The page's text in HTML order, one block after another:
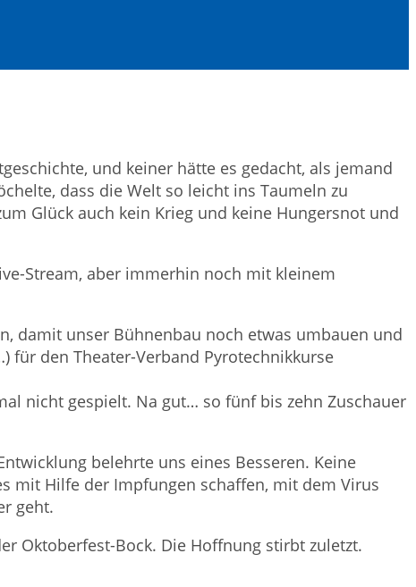
und keiner hätte es gedacht, als jemand
dass die Welt so leicht ins Taumeln zu
Glück auch kein Krieg und keine Hungersnot und
Stream, aber immerhin noch mit kleinem
damit unser Bühnenbau noch etwas umbauen und
den Theater-Verband Pyrotechnikkurse
nicht gespielt. Na gut… so fünf bis zehn Zuschauer
belehrte uns eines Besseren. Keine
mit Hilfe der Impfungen schaffen, mit dem Virus
geht.
Oktoberfest-Bock. Die Hoffnung stirbt zuletzt.